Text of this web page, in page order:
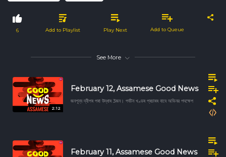
6 Add to Playlist Play Next Add to Queue
See More
2:12
February 12, Assamese Good News
জনশূন্য দ্বীপৰ পৰা উদ্ধাৰ 3জন। পৰ্যটন খণ্ডৰ প্ৰচাৰৰ বাবে অভিনৱ পদক্ষেপ
February 11, Assamese Good News